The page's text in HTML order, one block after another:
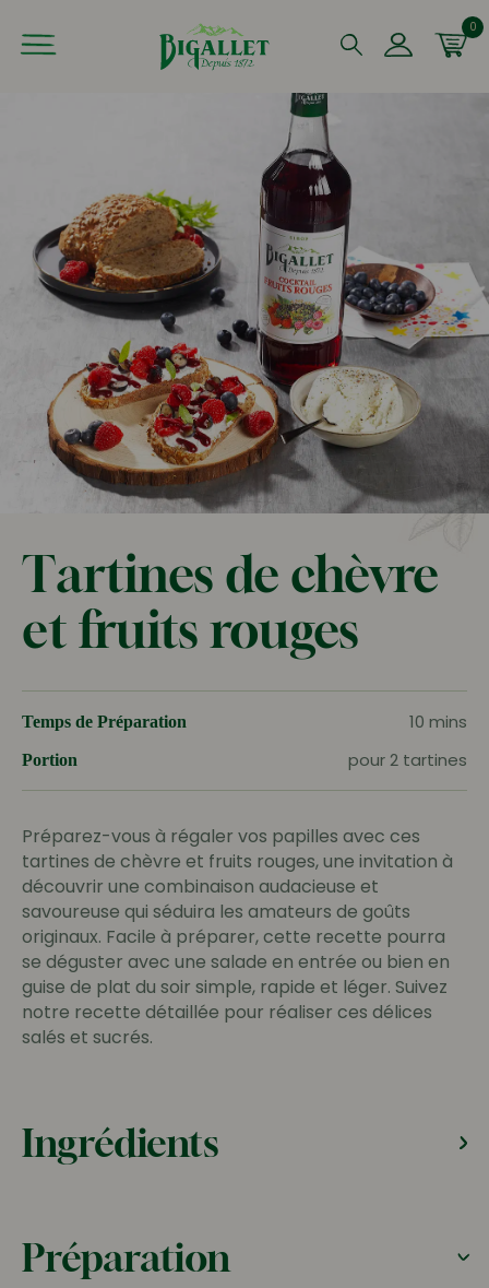
Que recherchez-vous ?
0
Tartines de chèvre
et fruits rouges
Temps de Préparation 10 mins
Portion pour 2 tartines
Préparez-vous à régaler vos papilles avec ces
tartines de chèvre et fruits rouges, une invitation à
découvrir une combinaison audacieuse et
savoureuse qui séduira les amateurs de goûts
originaux. Facile à préparer, cette recette pourra
se déguster avec une salade en entrée ou bien en
guise de plat du soir simple, rapide et léger. Suivez
notre recette détaillée pour réaliser ces délices
salés et sucrés.
Ingrédients
Préparation